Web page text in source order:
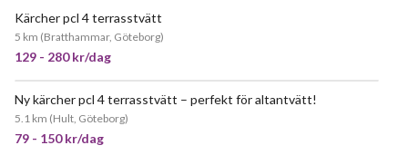
Kärcher pcl 4 terrasstvätt
5 km (Bratthammar, Göteborg)
129 - 280 kr/dag
JÄTTEPOPULÄR
Ny kärcher pcl 4 terrasstvätt – perfekt för altantvätt!
5.1 km (Hult, Göteborg)
79 - 150 kr/dag